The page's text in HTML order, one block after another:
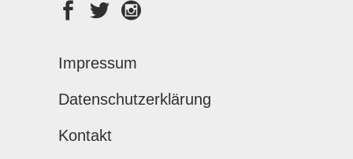
Impressum
Datenschutzerklärung
Kontakt